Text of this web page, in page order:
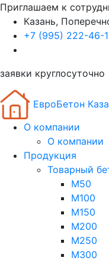
Приглашаем к
Казань,
+7 (995) 222-46-
заявки круглосуточно
ЕвроБетон
О компании
О компании
Продукция
Товарный
М50
М100
М150
М200
М250
М300